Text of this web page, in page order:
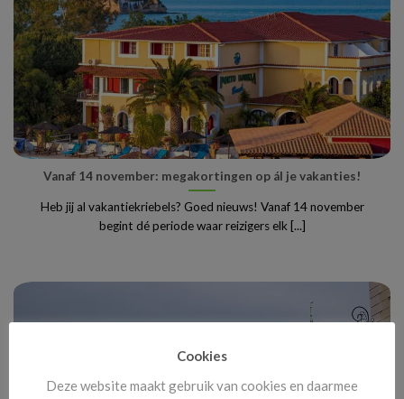
Vanaf 14 november: megakortingen op ál je vakanties!
Heb jij al vakantiekriebels? Goed nieuws! Vanaf 14 november
begint dé periode waar reizigers elk [...]
Cookies
Deze website maakt gebruik van cookies en daarmee